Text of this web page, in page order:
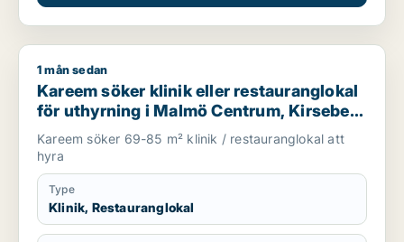
Kareem söker klinik eller restauranglokal för uthyrning i
1 mån sedan
Kareem söker klinik eller restauranglokal
för uthyrning i Malmö Centrum, Kirseberg
eller Husie m.fl.
Kareem söker 69-85 m² klinik / restauranglokal att
hyra
Type
Klinik, Restauranglokal